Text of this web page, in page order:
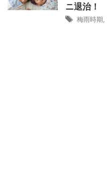
ニ退治！
梅雨時期